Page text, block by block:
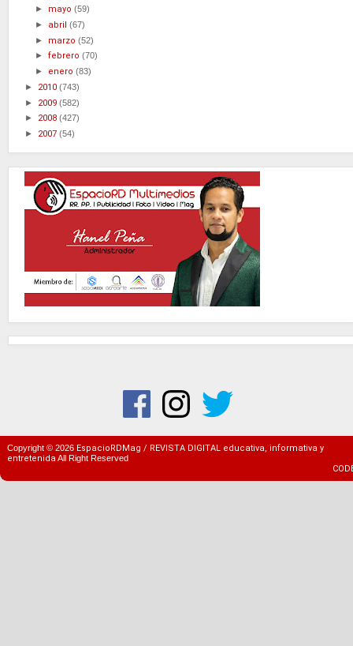
► mayo(59)
► abril(67)
► marzo(52)
►febrero(70)
► enero(83)
► 2010 (743)
► 2009 (582)
► 2008 (427)
► 2007 (54)
Copyright © 2026 EspacioRDMag / REVISTA DIGITAL educativa, informativa y
entretenidaAll Right Reserved